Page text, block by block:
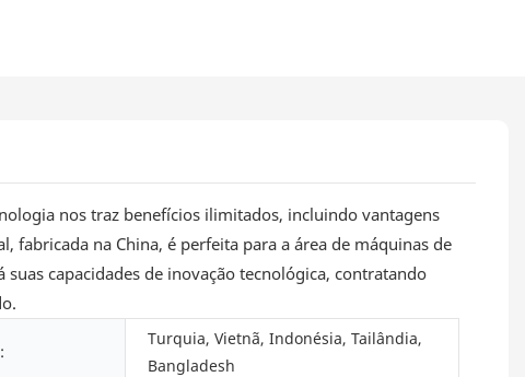
nos traz benefícios ilimitados, incluindo vantagens
fabricada na China, é perfeita para a área de máquinas de
capacidades de inovação tecnológica, contratando
Turquia, Vietnã, Indonésia, Tailândia,
Bangladesh